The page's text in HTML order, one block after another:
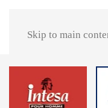
Skip to main